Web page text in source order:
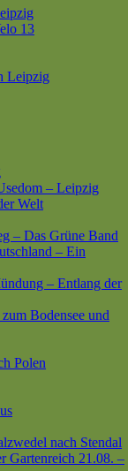
13
Leipzig
– Leipzig
Welt
– Das Grüne Band
– Ein
– Entlang der
Bodensee und
Polen
nach Stendal
Gartenreich 21.08. –